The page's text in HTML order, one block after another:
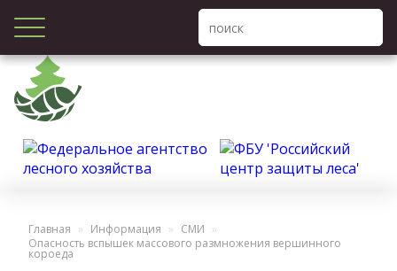
Главная Информация
СМИ
Опасность вспышек массового размножения вершинного
короеда